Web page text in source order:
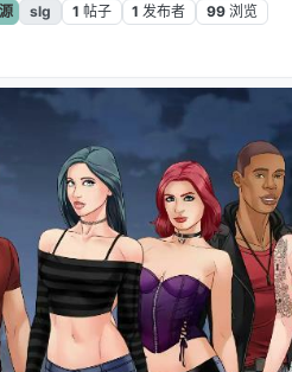
slg 1 帖子 1 发布者 99 浏览